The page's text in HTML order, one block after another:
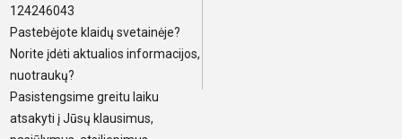
124246043
Pastebėjote klaidų svetainėje?
Norite įdėti aktualios informacijos,
nuotraukų?
Pasistengsime greitu laiku
atsakyti į Jūsų klausimus,